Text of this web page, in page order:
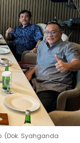
(Dok. Syahganda